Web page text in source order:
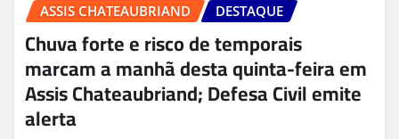
ASSIS CHATEAUBRIAND DESTAQUE
Chuva forte e risco de temporais
marcam a manhã desta quinta-feira em
Assis Chateaubriand; Defesa Civil emite
alerta